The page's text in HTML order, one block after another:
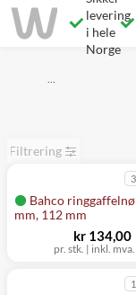
levering
i hele
Norge
…
Filtrering
Bahco
mm, 112 mm
pr. stk. | inkl.
kr 134,00
Savner du chatten?
Rett samtykke!